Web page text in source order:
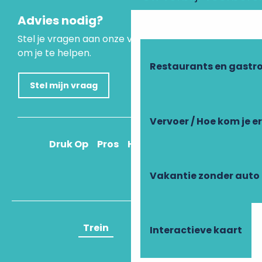
Restaurants en
Vervoer / Hoe kom je
Vakantie zonder auto
Interactieve kaart
Advies nodig?
Stel je vragen aan onze virtuele assistent, die er is
om je te helpen.
Stel mijn vraag
Druk Op Pros Hoe kom ik daar?
Trein Vliegtuig